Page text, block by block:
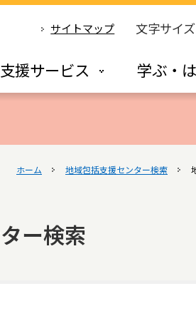
サイトマップ 文字サイズ
援サービス 学ぶ・
ホーム 地域包括支援センター検索
ー検索